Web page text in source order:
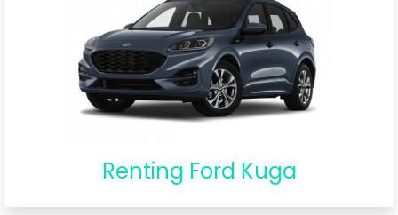
Renting Ford Kuga